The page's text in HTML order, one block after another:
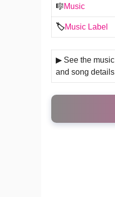
🎼Music
🏷️Music Label
▶ See the
and song